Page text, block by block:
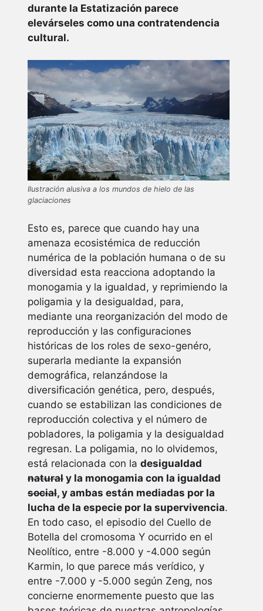
durante la Estatización parece
elevárseles como una contratendencia
cultural.
Ilustración alusiva a los mundos de hielo de las
glaciaciones
Esto es, parece que cuando hay una
amenaza ecosistémica de reducción
numérica de la población humana o de su
diversidad esta reacciona adoptando la
monogamia y la igualdad, y reprimiendo la
poligamia y la desigualdad, para,
mediante una reorganización del modo de
reproducción y las configuraciones
históricas de los roles de sexo-genéro,
superarla mediante la expansión
demográfica, relanzándose la
diversificación genética, pero, después,
cuando se estabilizan las condiciones de
reproducción colectiva y el número de
pobladores, la poligamia y la desigualdad
regresan. La poligamia, no lo olvidemos,
está relacionada con la desigualdad
natural y la monogamia con la igualdad
social, y ambas están mediadas por la
lucha de la especie por la supervivencia.
En todo caso, el episodio del Cuello de
Botella del cromosoma Y ocurrido en el
Neolítico, entre -8.000 y -4.000 según
Karmin, lo que parece más verídico, y
entre -7.000 y -5.000 según Zeng, nos
concierne enormemente puesto que las